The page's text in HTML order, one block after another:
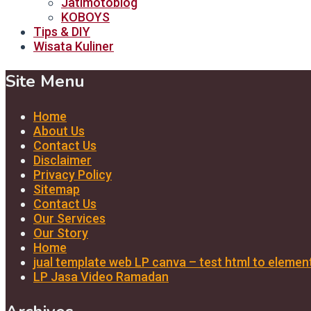
KOBOYS
Tips & DIY
Wisata Kuliner
Site Menu
Home
About Us
Contact Us
Disclaimer
Privacy Policy
Sitemap
Contact Us
Our Services
Our Story
Home
jual template web LP canva – test html to
LP Jasa Video Ramadan